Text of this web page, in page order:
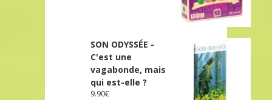
SON ODYSSÉE -
C'est une
vagabonde, mais
qui est-elle ?
9.90€